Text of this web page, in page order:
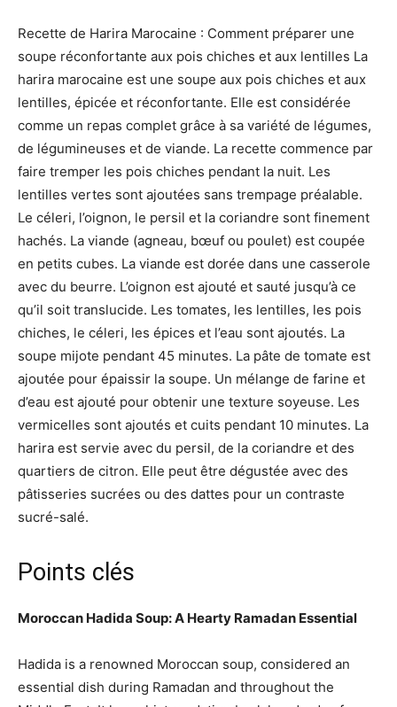
Recette de Harira Marocaine : Comment préparer une
soupe réconfortante aux pois chiches et aux lentilles La
harira marocaine est une soupe aux pois chiches et aux
lentilles, épicée et réconfortante. Elle est considérée
comme un repas complet grâce à sa variété de légumes,
de légumineuses et de viande. La recette commence par
faire tremper les pois chiches pendant la nuit. Les
lentilles vertes sont ajoutées sans trempage préalable.
Le céleri, l’oignon, le persil et la coriandre sont finement
hachés. La viande (agneau, bœuf ou poulet) est coupée
en petits cubes. La viande est dorée dans une casserole
avec du beurre. L’oignon est ajouté et sauté jusqu’à ce
qu’il soit translucide. Les tomates, les lentilles, les pois
chiches, le céleri, les épices et l’eau sont ajoutés. La
soupe mijote pendant 45 minutes. La pâte de tomate est
ajoutée pour épaissir la soupe. Un mélange de farine et
d’eau est ajouté pour obtenir une texture soyeuse. Les
vermicelles sont ajoutés et cuits pendant 10 minutes. La
harira est servie avec du persil, de la coriandre et des
quartiers de citron. Elle peut être dégustée avec des
pâtisseries sucrées ou des dattes pour un contraste
sucré-salé.
Points clés
Moroccan Hadida Soup: A Hearty Ramadan Essential
Hadida is a renowned Moroccan soup, considered an
essential dish during Ramadan and throughout the